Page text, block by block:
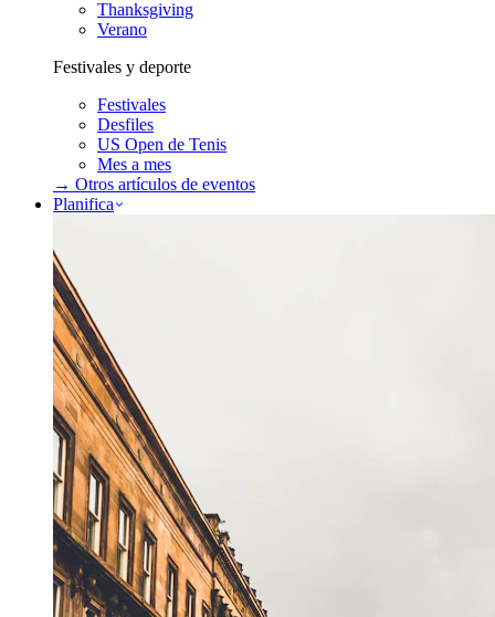
Thanksgiving
Verano
Festivales y deporte
Festivales
Desfiles
US Open de Tenis
Mes a mes
→ Otros artículos de eventos
Planifica